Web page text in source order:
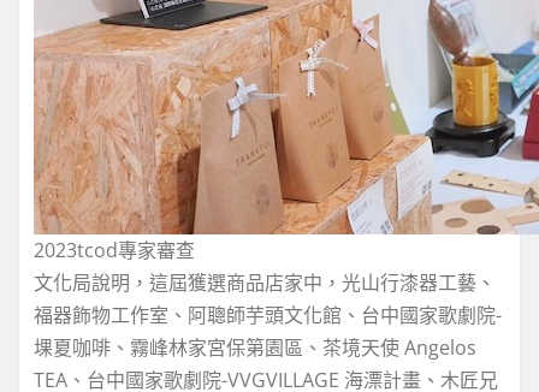
2023tcod專家審查
文化局說明，這屆獲選商品店家中，光山行漆器工藝、
福器飾物工作室、阿聰師芋頭文化館、台中國家歌劇院-
堁夏咖啡、霧峰林家宮保第園區、茶境天使 Angelos
TEA、台中國家歌劇院-VVGVILLAGE 海漂計畫、木匠兄